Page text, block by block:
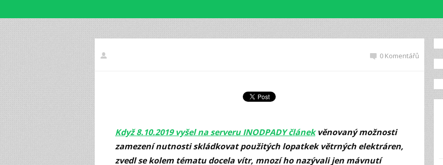
0 Komentářů
Když 8.10.2019 vyšel na serveru INODPADY článekvěnovaný možnosti
zamezení nutnosti skládkovat použitých lopatkek větrných elektráren,
zvedl se kolem tématu docela vítr, mnozí ho nazývali jen mávnutí